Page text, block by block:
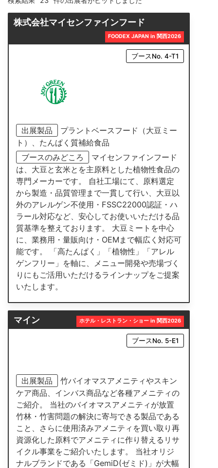
株式会社マイセンファインフード
FOODEX JAPAN in 関西2026
ブースNo. 4-T1
出展製品
プラントベースフード（大豆ミー
ト）、たんぱく質補給食品
ブースのみどころ
マイセンファインフード
は、大豆と玄米とを主原料とした植物性食品の
専門メーカーです。 自社工場にて、原料選定
から製造・品質管理まで一貫して行い、大豆以
外のアレルゲン不使用・FSSC22000認証・ハ
ラール対応など、安心してお使いいただける品
質基準を整えております。 大豆ミートを中心
に、業務用・量販向け・OEMまで幅広く対応可
能です。 「高たんぱく」「植物性」「アレル
ゲンフリー」を軸に、メニュー開発や売場づく
りにもご活用いただけるラインナップをご提案
いたします。
マイン ホテル・レストラン・ショー in 関西2026
ブースNo. 5-E1
出展製品
竹バイオマスアメニティやスキン
ケア商品、インバス商品など各種アメニティの
ご紹介。 当社のバイオマスアメニティが放置
竹林・竹害問題の解決に寄与できる製品である
こと、さらに使用済みアメニティを買い取り再
資源化した原料でアメニティに作り替えるリサ
イクル事業をご紹介いたします。 当社オリジ
ナルブランドである「GemiD(ゼミド)」が大幅